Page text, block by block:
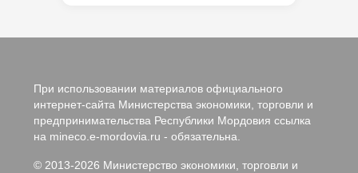
При использовании материалов официального
интернет-сайта Министерства экономики, торговли и
предпринимательства Республики Мордовия ссылка
на mineco.e-mordovia.ru - обязательна.
© 2013-2026 Министерство экономики, торговли и